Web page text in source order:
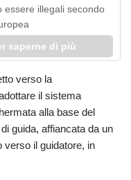
essere illegali secondo
saperne di più
verso la
il sistema
alla base del
guida, affiancata da un
verso il guidatore, in